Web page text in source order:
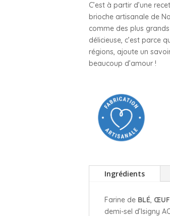
C’est à partir d’une
brioche artisanale de
comme des plus
délicieuse, c’est parce
régions, ajoute un
beaucoup d’amour !
Ingrédients
Farine de BLÉ,
demi-sel d’Isigny